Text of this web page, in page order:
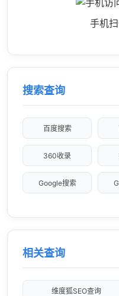
手机
搜索查询
百度搜索
360收录
Google搜索
相关查询
维度狐SEO查询